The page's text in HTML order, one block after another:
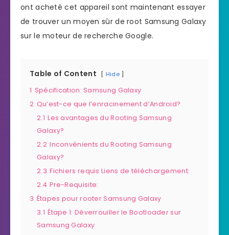
ont acheté cet appareil sont maintenant essayer
de trouver un moyen sûr de root Samsung Galaxy
sur le moteur de recherche Google.
Table of Content Hide
1 Spécification: Samsung Galaxy
2 Qu’est-ce que l’enracinement d’Android?
2.1 Les avantages du Rooting Samsung
Galaxy?
2.2 Inconvénients du Rooting Samsung
Galaxy?
2.3 Fichiers requis Liens de téléchargement:
2.4 Pre-Requisite:
3 Étapes pour rooter Samsung Galaxy
3.1 Étape 1: Déverrouiller le Bootloader sur
Samsung Galaxy